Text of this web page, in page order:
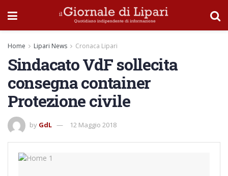
Home Lipari News Cronaca Lipari
Sindacato VdF sollecita
consegna container
Protezione civile
by GdL 12 Maggio 2018